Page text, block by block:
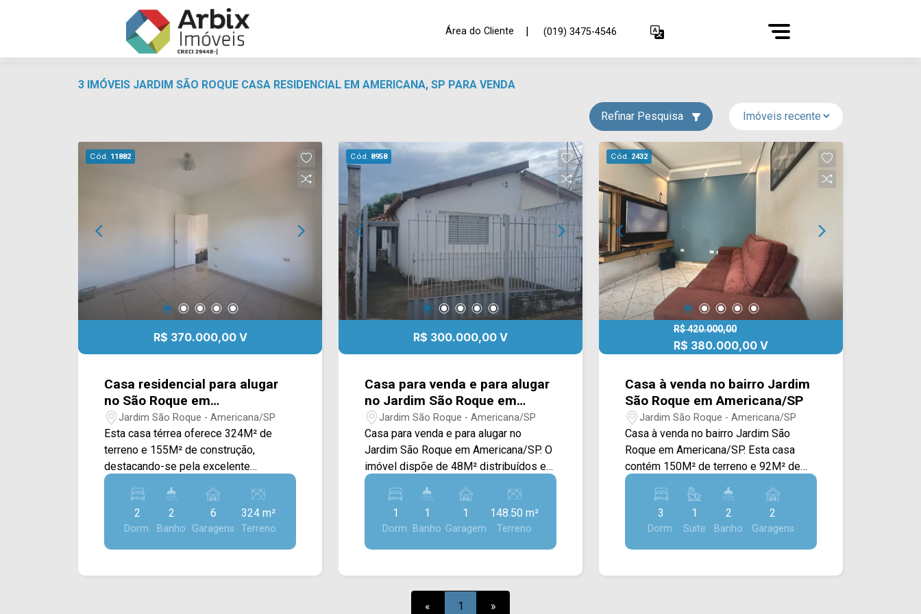
Área do Cliente | (019) 3475-4546
3 IMÓVEIS JARDIM SÃO ROQUE CASA RESIDENCIAL EM AMERICANA, SP PARA VENDA
Refinar Pesquisa
Cód. 11882
R$ 370.000,00 V
Casa residencial para alugar
no São Roque em
Americana/SP.
Jardim São Roque - Americana/SP
Esta casa térrea oferece 324M² de
terreno e 155M² de construção,
destacando-se pela excelente
configuração com residência principal e
edícula anexa com imóvel, sendo uma
ótima opção para famílias que buscam
espaço, versatilidade e múltiplas
possibilidades de utilização. A casa
2
Dorm.
2
Banho
6
Garagens
324 m²
Terreno
Cód. 8958
R$ 300.000,00 V
Casa para venda e para alugar
no Jardim São Roque em
Americana/SP.
Jardim São Roque - Americana/SP
Casa para venda e para alugar no
Jardim São Roque em Americana/SP. O
imóvel dispõe de 48M² distribuídos em
sala de estar, cozinha com gabinete, 01
dormitório, área de serviço, banheiro e
amplo quintal. > 01 dormitório; > 01
banheiro; > 01 vaga de garagem. O
imóvel esta localizado no bairro São
Entre em contato com a nossa equipe e
1
Dorm.
1
Banho
1
Garagem
148.50 m²
Terreno
Cód. 2432
R$ 420.000,00
R$ 380.000,00 V
Casa à venda no bairro Jardim
São Roque em Americana/SP
Jardim São Roque - Americana/SP
Casa à venda no bairro Jardim São
Roque em Americana/SP. Esta casa
contém 150M² de terreno e 92M² de
construção, oferecendo ampla sala de
estar e de jantar integradas, cozinha
toda planejada e com cooktop, quintal e
área de serviço coberta. > 03 quartos,
sendo 01 suíte; > 02 banheiros, sendo
3
Dorm.
1
Suite
2
Banho
2
Garagens
« 1 »